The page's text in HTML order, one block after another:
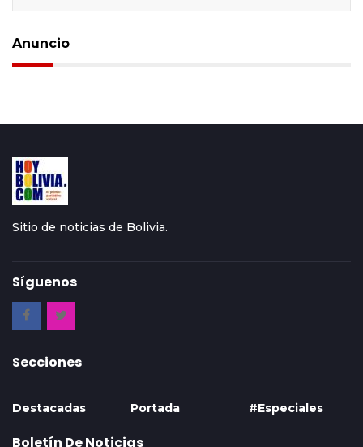
Anuncio
Sitio de noticias de Bolivia.
Síguenos
Secciones
Destacadas Portada #Especiales
Boletín De Noticias